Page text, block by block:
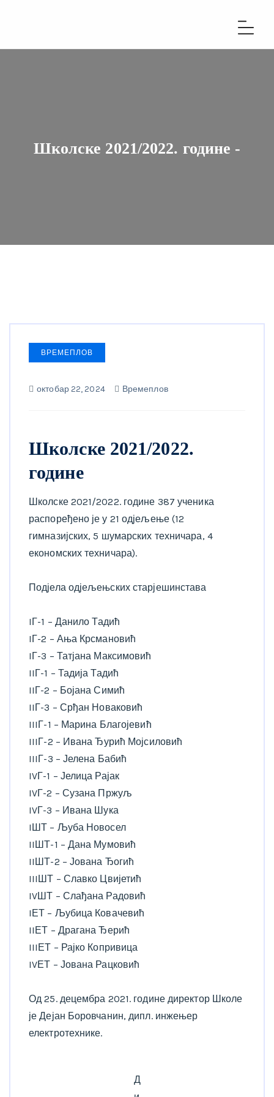
Школске 2021/2022. године -
ВРЕМЕПЛОВ
октобар 22, 2024 Времеплов
Школске 2021/2022.
године
Школске 2021/2022. године 387 ученика
распоређено је у 21 одјељење (12
гимназијских, 5 шумарских техничара, 4
економских техничара).
Подјела одјељењских старјешинстава
IГ-1 – Данило Тадић
IГ-2 – Ања Крсмановић
IГ-3 – Татјана Максимовић
IIГ-1 – Тадија Тадић
IIГ-2 – Бојана Симић
IIГ-3 – Срђан Новаковић
IIIГ-1 – Марина Благојевић
IIIГ-2 – Ивана Ђурић Мојсиловић
IIIГ-3 – Јелена Бабић
IVГ-1 – Јелица Рајак
IVГ-2 – Сузана Пржуљ
IVГ-3 – Ивана Шука
IШТ – Љуба Новосел
IIШТ-1 – Дана Мумовић
IIШТ-2 – Јована Ђогић
IIIШТ – Славко Цвијетић
IVШТ – Слађана Радовић
IЕТ – Љубица Ковачевић
IIЕТ – Драгана Ђерић
IIIЕТ – Рајко Копривица
IVЕТ – Јована Рацковић
Од 25. децембра 2021. године директор Школе
је Дејан Боровчанин, дипл. инжењер
електротехнике.
Д